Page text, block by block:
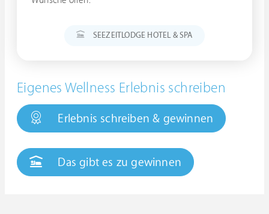
SEEZEITLODGE HOTEL & SPA
Eigenes Wellness Erlebnis schreiben
Erlebnis schreiben & gewinnen
Das gibt es zu gewinnen